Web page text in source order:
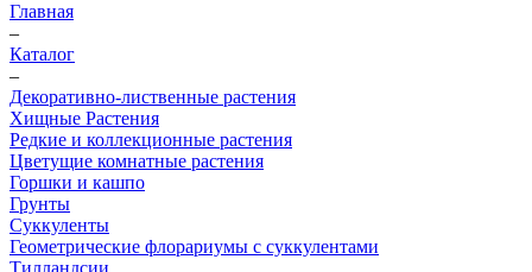
Главная
–
Каталог
–
Декоративно-лиственные растения
Хищные Растения
Редкие и коллекционные растения
Цветущие комнатные растения
Горшки и кашпо
Грунты
Суккуленты
Геометрические флорариумы с суккулентами
Тилландсии